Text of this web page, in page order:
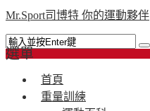
Mr.Sport司博特 你的運動夥伴
選單
首頁
重量訓練